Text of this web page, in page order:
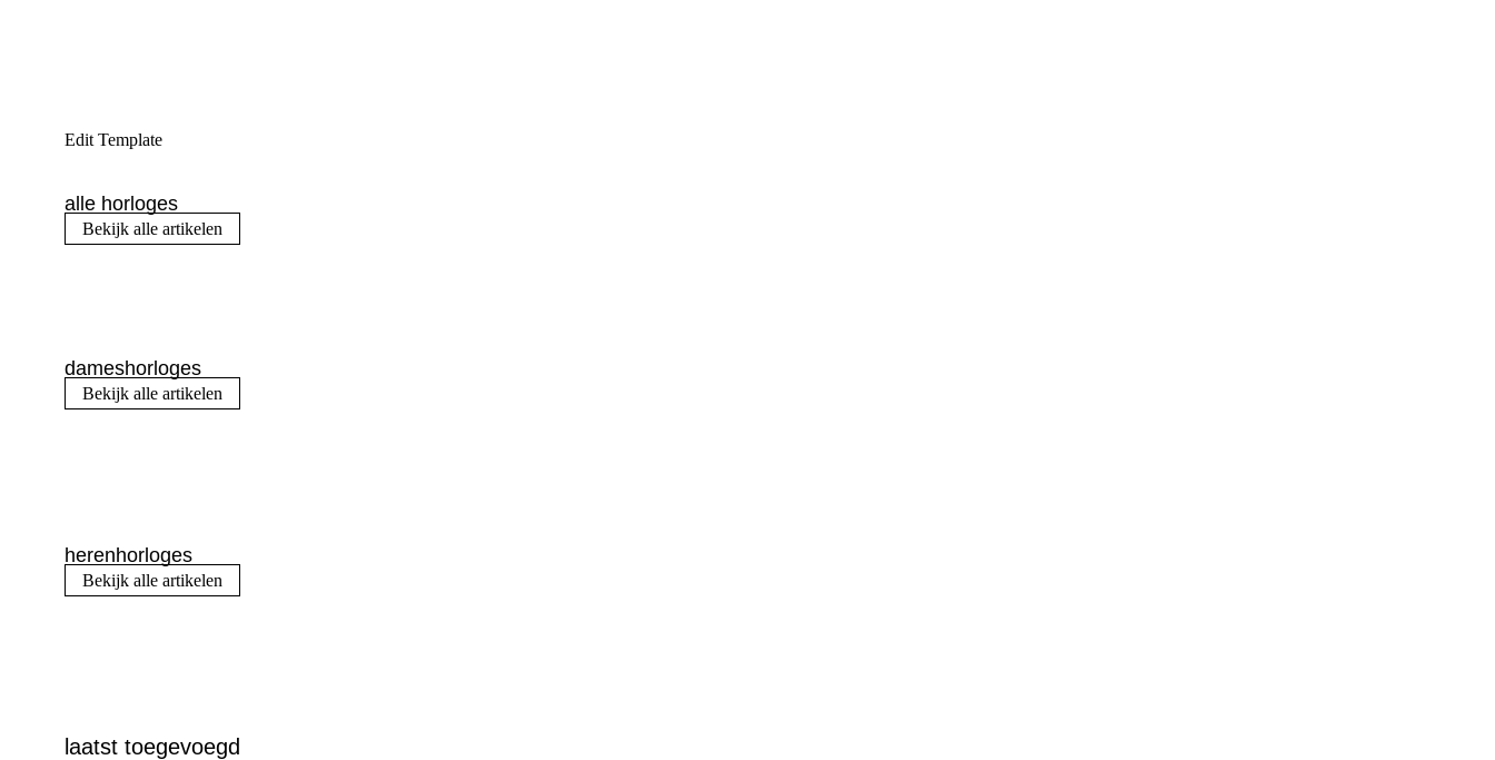
Edit Template
alle horloges
Bekijk alle artikelen
dameshorloges
Bekijk alle artikelen
herenhorloges
Bekijk alle artikelen
laatst toegevoegd